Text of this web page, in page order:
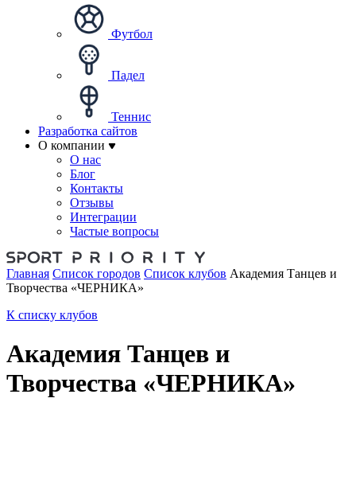
Футбол
Падел
Теннис
Разработка сайтов
О компании
О нас
Блог
Контакты
Отзывы
Интеграции
Частые вопросы
Главная Список городов Список клубов Академия Танцев и
Творчества «ЧЕРНИКА»
К списку клубов
Академия Танцев и
Творчества «ЧЕРНИКА»